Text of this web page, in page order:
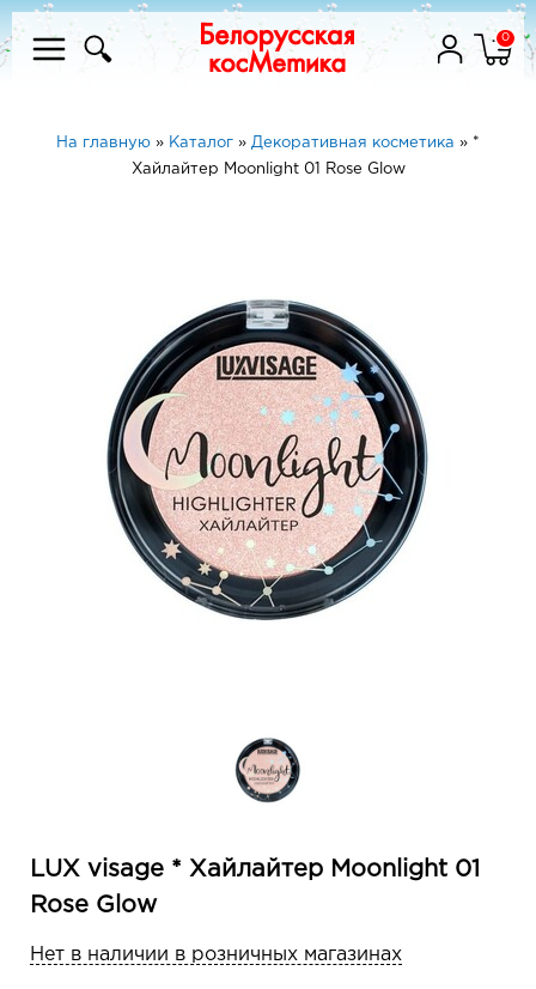
0
На главную » Каталог » Декоративная косметика » *
Хайлайтер Moonlight 01 Rose Glow
LUX visage * Хайлайтер Moonlight 01
Rose Glow
Нет в наличии в розничных магазинах